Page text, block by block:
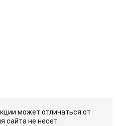
может отличаться от
сайта не несет